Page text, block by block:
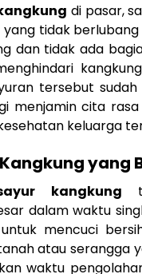
di pasar,
yang tidak
dan tidak ada
tersebut
menjamin cita
keluarga
yang
kangkung
dalam waktu
mencuci
atau serangga
waktu